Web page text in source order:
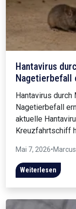
Hantavirus
Nagetierbefall
Hantavirus durch
Nagetierbefall
aktuelle
Kreuzfahrtschiff
Mai 7, 2026•Marcus
Weiterlesen